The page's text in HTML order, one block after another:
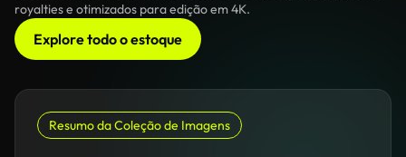
royalties e otimizados para edição em 4K.
Explore todo o estoque
Resumo da Coleção de Imagens